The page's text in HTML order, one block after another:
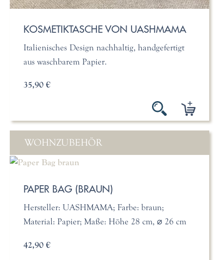
KOSMETIKTASCHE VON UASHMAMA
Italienisches Design nachhaltig, handgefertigt
aus waschbarem Papier.
35,90 €
WOHNZUBEHÖR
PAPER BAG (BRAUN)
Hersteller: UASHMAMA; Farbe: braun;
Material: Papier; Maße: Höhe 28 cm, ⌀ 26 cm
42,90 €